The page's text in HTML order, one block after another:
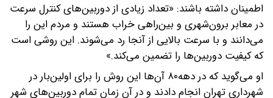
اطمینان داشته باشند: «تعداد زیادی از دوربین‌های کنترل سرعت
در معابر برون‌شهری و بین‌راهی خراب هستند و مردم این را
می‌دانند و با سرعت بالایی از آنجا رد می‌شوند. این روشی است
که کیفیت دوربین‌ها را تضمین می‌کند.»
او می‌گوید که در دهه۸۰ آن‌ها این روش را برای اولین‌بار در
شهرداری تهران انجام دادند و در آن زمان تمام دوربین‌های شهر